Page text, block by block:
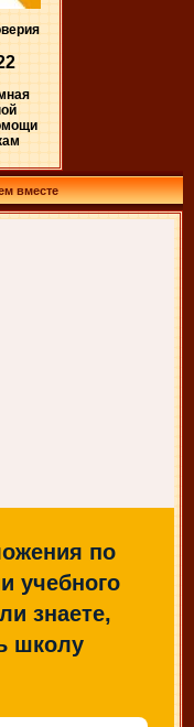
вместе
по
учебного
знаете,
школу